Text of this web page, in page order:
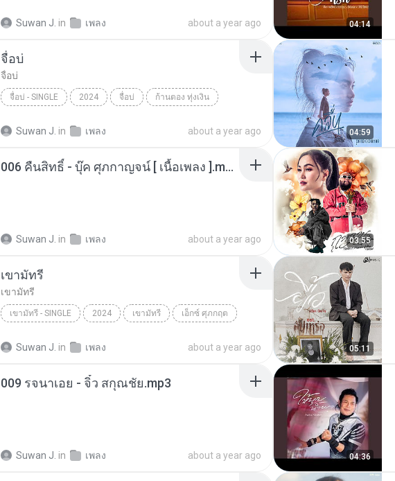
Suwan J. in เพลง about a year ago 04:14
จื่อบ่
จื่อบ่
จื่อบ่ - SINGLE 2024 จื่อบ่ ก้านตอง ทุ่งเงิน
Suwan J. in เพลง about a year ago 04:59
006 คืนสิทธิ์ - บุ๊ค ศุภกาญจน์ [ เนื้อเพลง ].mp3
Suwan J. in เพลง about a year ago 03:55
เขามัทรี
เขามัทรี
เขามัทรี - SINGLE 2024 เขามัทรี เอ็กซ์ ศุภกฤต
Suwan J. in เพลง about a year ago 05:11
009 รจนาเอย - จิ๋ว สกุณชัย.mp3
Suwan J. in เพลง about a year ago 04:36